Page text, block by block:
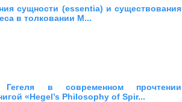
сущности (essentia) и существования
в толковании М...
в современном прочтении
«Hegel’s Philosophy of Spir...